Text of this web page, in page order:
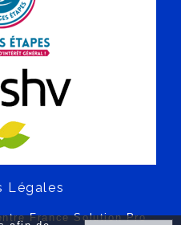
Légales
France Solution Pro-